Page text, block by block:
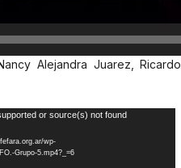
Alejandra Juarez,
or source(s) not found
wp-
Grupo-5.mp4?_=6